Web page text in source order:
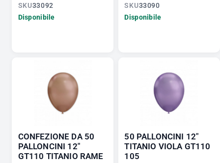
SKU33092
Disponibile
SKU33090
Disponibile
CONFEZIONE DA 50
PALLONCINI 12"
GT110 TITANIO RAME
50 PALLONCINI 12"
TITANIO VIOLA GT110
105